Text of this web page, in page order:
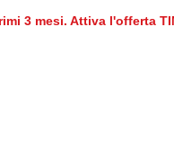
3 mesi. Attiva l'offerta